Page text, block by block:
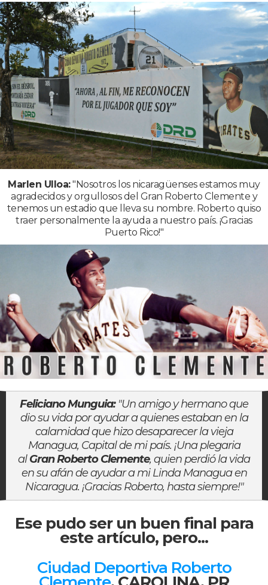
Marlen Ulloa:"Nosotros los nicaragüenses estamos muy
agradecidos y orgullosos del Gran Roberto Clemente y
tenemos un estadio que lleva su nombre. Roberto quiso
traer personalmente la ayuda a nuestro país. ¡Gracias
Puerto Rico!"
Feliciano Munguia:"Un amigo y hermano que
dio su vida por ayudar a quienes estaban en la
calamidad que hizo desaparecer la vieja
Managua, Capital de mi país. ¡Una plegaria
alGran Roberto Clemente, quien perdió la vida
en su afán de ayudar a mi Linda Managua en
Nicaragua. ¡Gracias Roberto, hasta siempre!"
Ese pudo ser un buen final para
este artículo, pero...
Ciudad Deportiva Roberto